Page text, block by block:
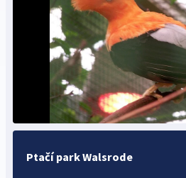
Ptačí park Walsrode